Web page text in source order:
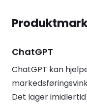
ChatGPT
ChatGPT kan
Det lager